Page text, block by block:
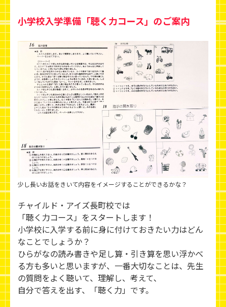
小学校入学準備「聴く力コース」のご案内
少し長いお話をきいて内容をイメージすることができるかな？
チャイルド・アイズ長町校では
「聴く力コース」をスタートします！
小学校に入学する前に身に付けておきたい力はどん
なことでしょうか？
ひらがなの読み書きや足し算・引き算を思い浮かべ
る方も多いと思いますが、一番大切なことは、先生
の質問をよく聴いて、理解し、考えて、
自分で答えを出す、「聴く力」です。